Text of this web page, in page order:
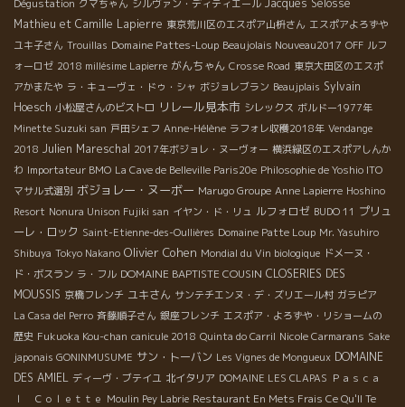
Dégustation クマちゃん シルヴァン・ディティエール
Mathieu et Camille Lapierre 東京荒川区のエスポア山枡さん エスポアよろずや
ユキ子さん Trouillas Domaine Pattes-Loup Beaujolais Nouveau2017 OFF ルフ
ォーロゼ 2018 millésime Lapierre がんちゃん Crosse Road 東京大田区のエスポ
アかまたや ラ・キューヴェ・ドゥ・シャ ボジョレブラン Beaujplais Sylvain
Hoesch 小松屋さんのビストロ リレール見本市 シレックス ボルドー1977年
Minette Suzuki san 戸田シェフ Anne-Hélène ラフォレ収穫2018年 Vendange
2018 Julien Mareschal 2017年ボジョレ・ヌーヴォー 横浜緑区のエスポアしんか
わ Importateur BMO La Cave de Belleville Paris20e Philosophie de Yoshio ITO
マサル式選別 ボジョレー・ヌーボー Marugo Groupe Anne Lapierre Hoshino
Resort Nonura Unison Fujiki san イヤン・ド・リュ ルフォロゼ BUDO 11 プリュ
ーレ・ロック Saint-Etienne-des-Oullières Domaine Patte Loup Mr. Yasuhiro
Shibuya Tokyo Nakano Olivier Cohen Mondial du Vin biologique ドメーヌ・
ド・ボスラン ラ・フル DOMAINE BAPTISTE COUSIN CLOSERIES DES
MOUSSIS 京橋フレンチ ユキさん サンテチエンヌ・デ・ズリエール村 ガラピア
La Casa del Perro 斉藤順子さん 銀座フレンチ エスポア・よろずや・リショームの
歴史 Fukuoka Kou-chan canicule 2018 Quinta do Carril Nicole Carmarans Sake
japonais GONINMUSUME サン・トーバン Les Vignes de Mongueux DOMAINE
DES AMIEL ディーヴ・ブテイユ 北イタリア DOMAINE LES CLAPAS Ｐａｓｃａ
ｌ Ｃｏｌｅｔｔｅ Moulin Pey Labrie Restaurant En Mets Frais Ce Qu'Il Te